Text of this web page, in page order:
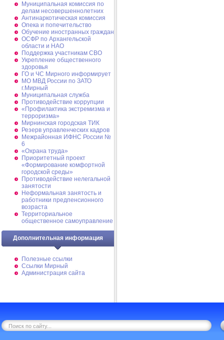
Муниципальная комиссия по
делам несовершеннолетних
Антинаркотическая комиссия
Опека и попечительство
Обучение иностранных граждан
ОСФР по Архангельской
области и НАО
Поддержка участникам СВО
Укрепление общественного
здоровья
ГО и ЧС Мирного информирует
МО МВД России по ЗАТО
г.Мирный
Муниципальная cлужба
Противодействие коррупции
«Профилактика экстремизма и
терроризма»
Мирнинская городская ТИК
Резерв управленческих кадров
Межрайонная ИФНС России №
6
«Охрана труда»
Приоритетный проект
«Формирование комфортной
городской среды»
Противодействие нелегальной
занятости
Неформальная занятость и
работники предпенсионного
возраста
Территориальное
общественное самоуправление
Дополнительная информация
Полезные ссылки
Ссылки Мирный
Администрация сайта